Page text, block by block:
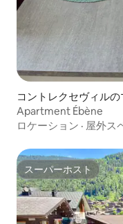
コントレクセヴィル
Apartment Ébène
ロケーション · 屋外ス
スーパーホスト
スーパーホスト